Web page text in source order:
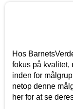
Hos
fokus på
inden for
netop denne
her for at se